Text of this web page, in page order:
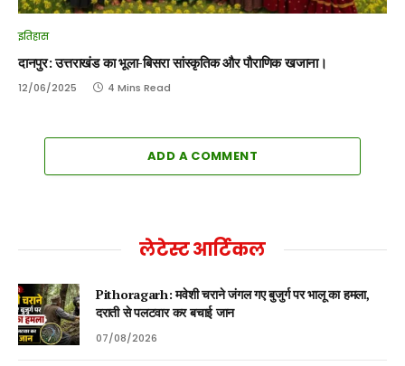
इतिहास
दानपुर: उत्तराखंड का भूला-बिसरा सांस्कृतिक और पौराणिक खजाना।
12/06/2025 4 Mins Read
ADD A COMMENT
लेटेस्ट आर्टिकल
Pithoragarh: मवेशी चराने जंगल गए बुजुर्ग पर भालू का हमला,
दराती से पलटवार कर बचाई जान
07/08/2026